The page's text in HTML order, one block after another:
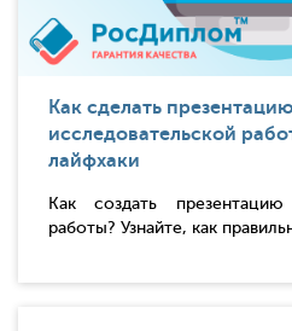
Как сделать
исследовательской
лайфхаки
Как создать
работы? Узнайте, как